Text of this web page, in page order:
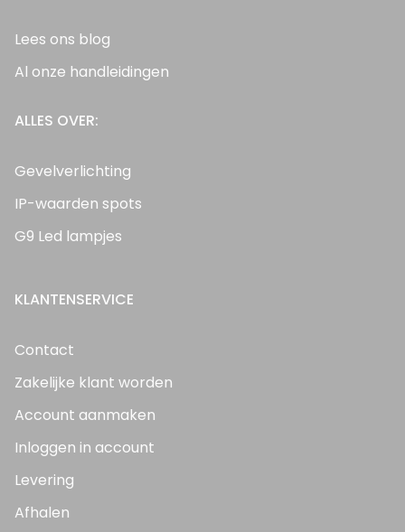
Lees ons blog
Al onze handleidingen
ALLES OVER:
Gevelverlichting
IP-waarden spots
G9 Led lampjes
KLANTENSERVICE
Contact
Zakelijke klant worden
Account aanmaken
Inloggen in account
Levering
Afhalen